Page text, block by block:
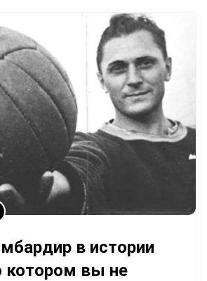
в истории
котором вы не